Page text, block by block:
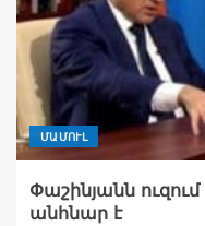
ՄԱՄՈՒԼ
Փաշինյանն
անհնար է